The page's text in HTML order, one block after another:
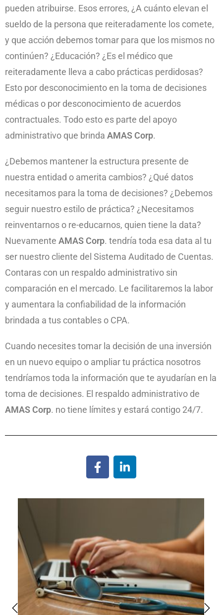
pueden atribuirse. Esos errores, ¿A cuánto elevan el
sueldo de la persona que reiteradamente los comete,
y que acción debemos tomar para que los mismos no
continúen? ¿Educación? ¿Es el médico que
reiteradamente lleva a cabo prácticas perdidosas?
Esto por desconocimiento en la toma de decisiones
médicas o por desconocimiento de acuerdos
contractuales. Todo esto es parte del apoyo
administrativo que brinda AMAS Corp.
¿Debemos mantener la estructura presente de
nuestra entidad o amerita cambios? ¿Qué datos
necesitamos para la toma de decisiones? ¿Debemos
seguir nuestro estilo de práctica? ¿Necesitamos
reinventarnos o re-educarnos, quien tiene la data?
Nuevamente AMAS Corp. tendría toda esa data al tu
ser nuestro cliente del Sistema Auditado de Cuentas.
Contaras con un respaldo administrativo sin
comparación en el mercado. Le facilitaremos la labor
y aumentara la confiabilidad de la información
brindada a tus contables o CPA.
Cuando necesites tomar la decisión de una inversión
en un nuevo equipo o ampliar tu práctica nosotros
tendríamos toda la información que te ayudarían en la
toma de decisiones. El respaldo administrativo de
AMAS Corp. no tiene límites y estará contigo 24/7.